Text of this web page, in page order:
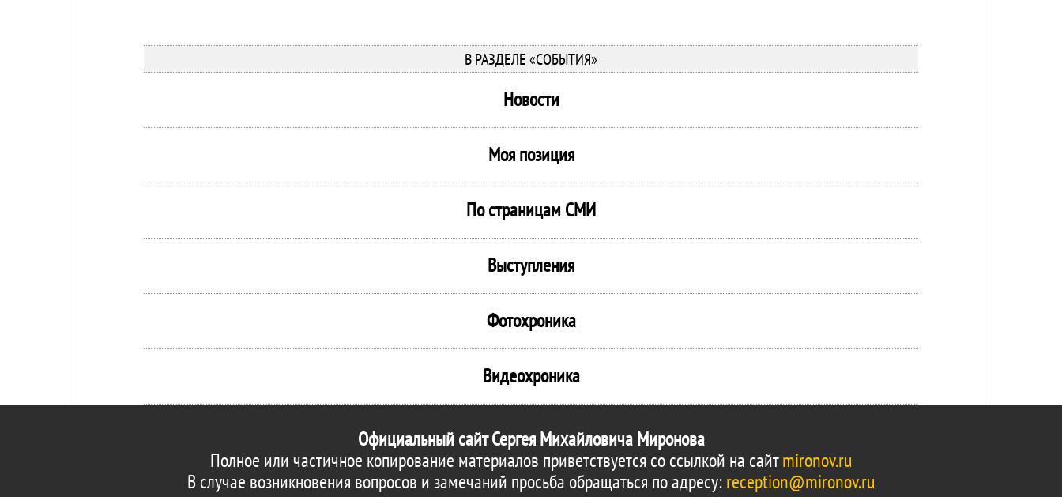
В РАЗДЕЛЕ «СОБЫТИЯ»
Новости
Моя позиция
По страницам СМИ
Выступления
Фотохроника
Видеохроника
Официальный сайт Сергея Михайловича Миронова
Полное или частичное копирование материалов приветствуется со ссылкой на сайтmironov.ru
В случае возникновения вопросов и замечаний просьба обращаться по адресу:reception@mironov.ru